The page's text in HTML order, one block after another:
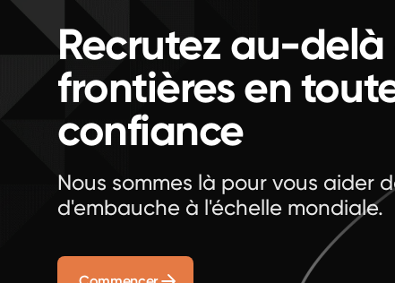
Recrutez au-delà
frontières en
confiance
Nous sommes là pour vous aider
d'embauche à l'échelle mondiale.